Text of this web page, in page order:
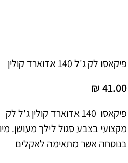
פיקאסו לק ג'ל 140 אדוארד קולין